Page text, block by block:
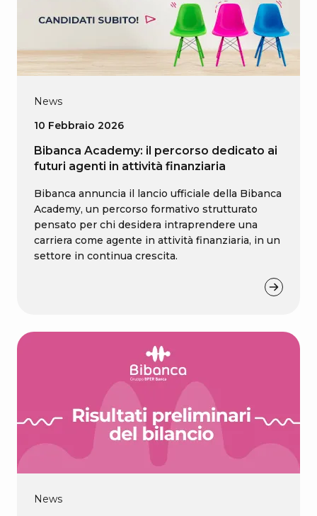
News
10 Febbraio 2026
Bibanca Academy: il percorso dedicato ai
futuri agenti in attività finanziaria
Bibanca annuncia il lancio ufficiale della Bibanca
Academy, un percorso formativo strutturato
pensato per chi desidera intraprendere una
carriera come agente in attività finanziaria, in un
settore in continua crescita.
News